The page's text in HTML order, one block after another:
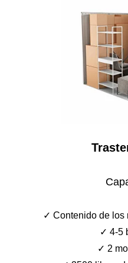
✓ Contenido de los
✓ 4-5
✓ 2